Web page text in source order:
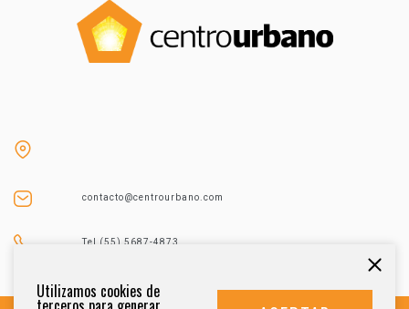
contacto@centrourbano.com
Tel (55) 5687-4873
Utilizamos cookies de